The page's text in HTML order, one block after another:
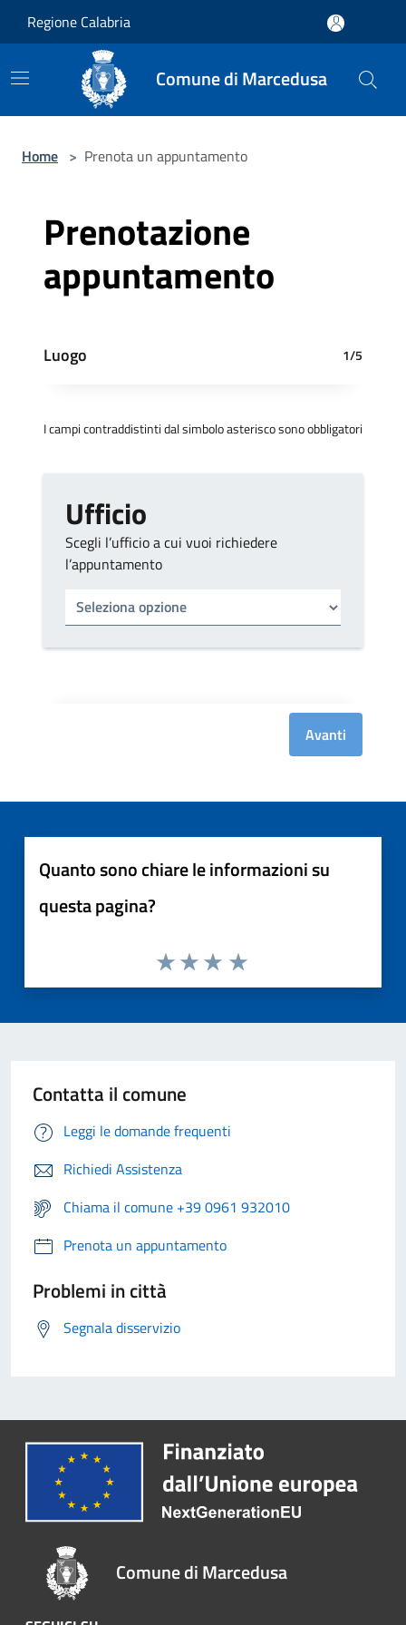
Regione Calabria
Comune di Marcedusa
Home > Prenota un appuntamento
Prenotazione
appuntamento
Luogo 1/5
I campi contraddistinti dal simbolo asterisco sono obbligatori
Ufficio
Scegli l’ufficio a cui vuoi richiedere
l’appuntamento
Tipo di ufficio
Avanti
Quanto sono chiare le informazioni su
questa pagina?
Contatta il comune
Leggi le domande frequenti
Richiedi Assistenza
Chiama il comune +39 0961 932010
Prenota un appuntamento
Problemi in città
Segnala disservizio
Comune di Marcedusa